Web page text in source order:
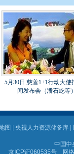
5月30日 慈善1+1行动大使
闻发布会（潘石屹等
图 央视人力资源储备库|
中国中
京ICP证060535号网络